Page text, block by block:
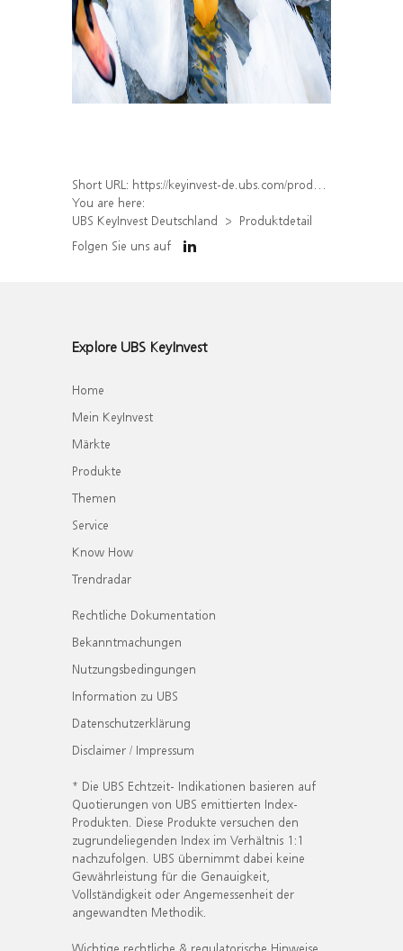
Short URL: https://keyinvest-de.ubs.com/produkt/detail/index/isin/DE000WA6XBJ9
You are here:
UBS KeyInvest Deutschland
Produktdetail
Folgen Sie uns auf
Explore UBS KeyInvest
Home
Mein KeyInvest
Märkte
Produkte
Themen
Service
Know How
Trendradar
Rechtliche Dokumentation
Bekanntmachungen
Nutzungsbedingungen
Information zu UBS
Datenschutzerklärung
Disclaimer / Impressum
* Die UBS Echtzeit- Indikationen basieren auf
Quotierungen von UBS emittierten Index-
Produkten. Diese Produkte versuchen den
zugrundeliegenden Index im Verhältnis 1:1
nachzufolgen. UBS übernimmt dabei keine
Gewährleistung für die Genauigkeit,
Vollständigkeit oder Angemessenheit der
angewandten Methodik.